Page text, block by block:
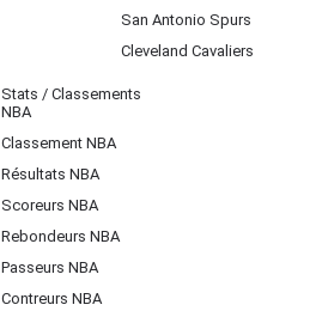
San Antonio Spurs
Cleveland Cavaliers
Stats / Classements
NBA
Classement NBA
Résultats NBA
Scoreurs NBA
Rebondeurs NBA
Passeurs NBA
Contreurs NBA